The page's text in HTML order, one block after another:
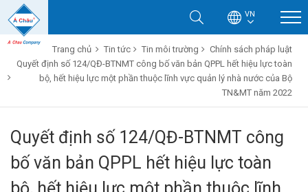
VN
Trang chủ Tin tức Tin môi trường
Chính sách pháp luật
Quyết định số 124/QĐ-BTNMT công bố văn bản QPPL hết hiệu lực toàn
bộ, hết hiệu lực một phần thuộc lĩnh vực quản lý nhà nước của Bộ
TN&MT năm 2022
Quyết định số 124/QĐ-BTNMT công
bố văn bản QPPL hết hiệu lực toàn